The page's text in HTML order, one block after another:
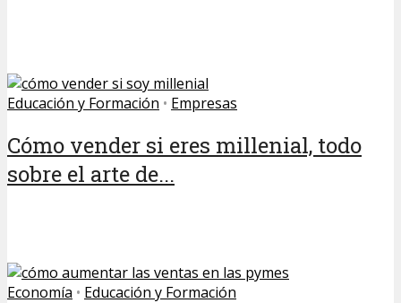
Educación y Formación • Empresas
Cómo vender si eres millenial, todo
sobre el arte de...
Economía • Educación y Formación